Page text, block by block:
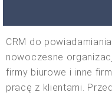
CRM do
nowoczesne
firmy biurowe i inne
pracę z klientami.